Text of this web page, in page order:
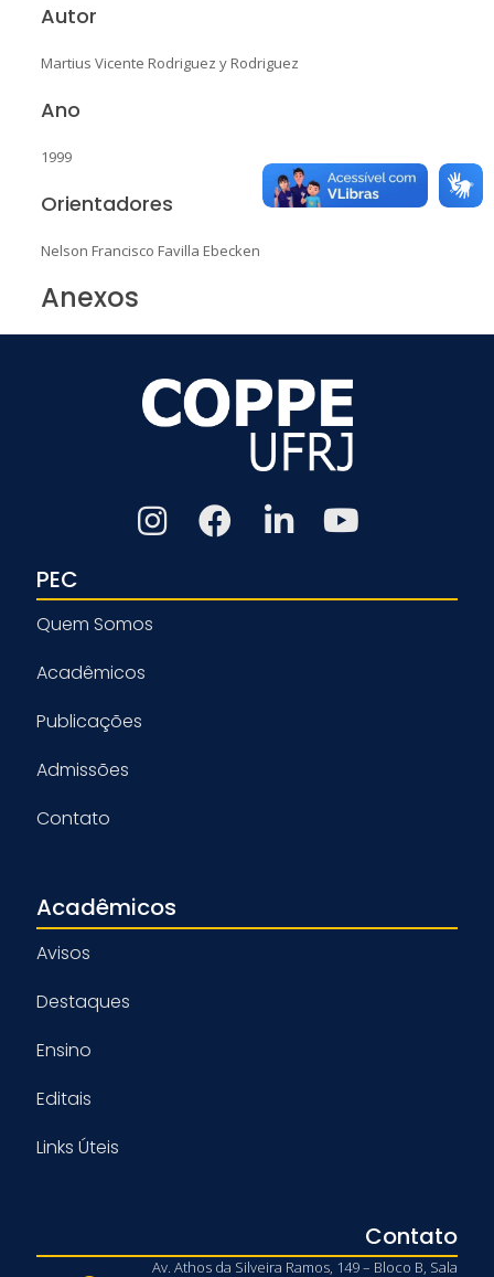
Autor
Martius Vicente Rodriguez y Rodriguez
Ano
1999
Orientadores
Nelson Francisco Favilla Ebecken
Anexos
PEC
Quem Somos
Acadêmicos
Publicações
Admissões
Contato
Acadêmicos
Avisos
Destaques
Ensino
Editais
Links Úteis
Contato
Av. Athos da Silveira Ramos, 149 – Bloco B, Sala